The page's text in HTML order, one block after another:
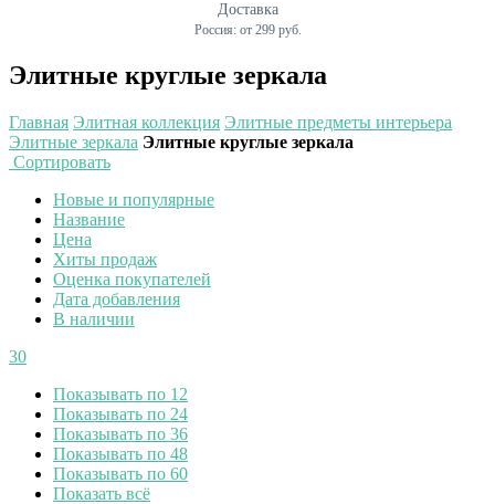
Доставка
Россия: от 299 руб.
Элитные круглые зеркала
Главная Элитная коллекция Элитные предметы интерьера
Элитные зеркала Элитные круглые зеркала
Сортировать
Новые и популярные
Название
Цена
Хиты продаж
Оценка покупателей
Дата добавления
В наличии
30
Показывать по 12
Показывать по 24
Показывать по 36
Показывать по 48
Показывать по 60
Показать всё